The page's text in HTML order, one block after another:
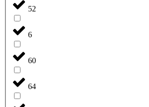
52
6
60
64